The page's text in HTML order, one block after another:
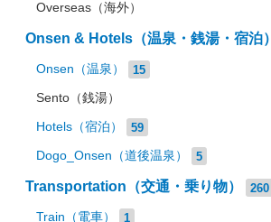
Overseas（海外）
Onsen & Hotels（温泉・銭湯・宿泊）
Onsen（温泉） 15
Sento（銭湯）
Hotels（宿泊） 59
Dogo_Onsen（道後温泉） 5
Transportation（交通・乗り物） 260
Train（電車） 1